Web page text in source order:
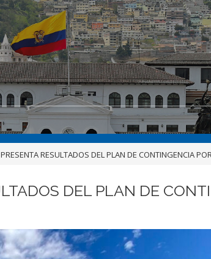
RESULTADOS DEL PLAN DE CONTINGENCIA
DEL PLAN DE